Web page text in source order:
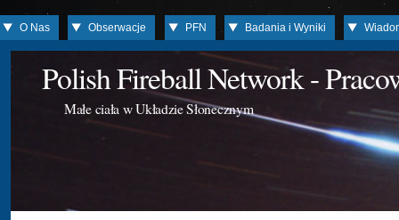
O Nas Obserwacje PFN Badania i Wyniki
Polish Fireball Network -
Małe ciała w Układzie Słonecznym